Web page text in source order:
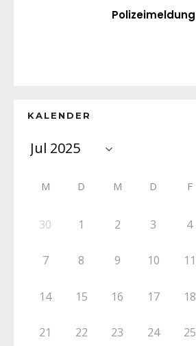
Polizeimeldung
KALENDER
M D M D F
30 1 2 3 4
7 8 9 10 11
14 15 16 17 18
21 22 23 24 25